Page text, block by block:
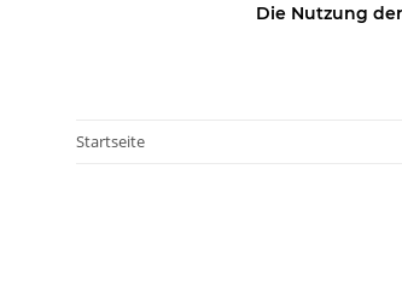
Die Nutzung
Startseite